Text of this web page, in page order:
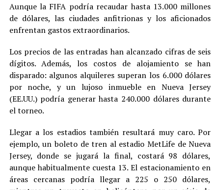
Aunque la FIFA podría recaudar hasta 13.000 millones
de dólares, las ciudades anfitrionas y los aficionados
enfrentan gastos extraordinarios.
Los precios de las entradas han alcanzado cifras de seis
dígitos. Además, los costos de alojamiento se han
disparado: algunos alquileres superan los 6.000 dólares
por noche, y un lujoso inmueble en Nueva Jersey
(EE.UU.) podría generar hasta 240.000 dólares durante
el torneo.
Llegar a los estadios también resultará muy caro. Por
ejemplo, un boleto de tren al estadio MetLife de Nueva
Jersey, donde se jugará la final, costará 98 dólares,
aunque habitualmente cuesta 13. El estacionamiento en
áreas cercanas podría llegar a 225 o 250 dólares,